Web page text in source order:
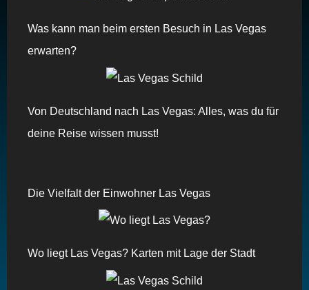
Was kann man beim ersten Besuch in Las Vegas
erwarten?
Von Deutschland nach Las Vegas: Alles, was du für
deine Reise wissen musst!
Die Vielfalt der Einwohner Las Vegas
Wo liegt Las Vegas? Karten mit Lage der Stadt